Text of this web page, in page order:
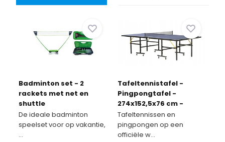
Badminton set - 2
rackets met net en
shuttle
De ideale badminton
speelset voor op vakantie,
...
Tafeltennistafel -
Pingpongtafel -
274x152,5x76 cm -
blauw
Tafeltennissen en
pingpongen op een
officiële w...